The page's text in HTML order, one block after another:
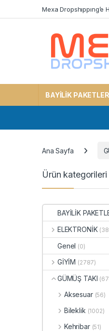
Mexa Dropshıppıng’e
BAYİLİK
Ana Sayfa
Ürün kategorileri
BAYİLİK
ELEKTRONİK
Genel (0)
GİYİM (2787)
GÜMÜŞ TAKI
Aksesuar (56)
Bileklik (1002)
Kehribar (51)